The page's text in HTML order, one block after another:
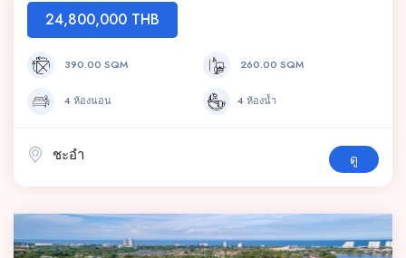
24,800,000 THB
390.00 SQM 260.00 SQM
4 ห้องนอน 4 ห้องน้ำ
ชะอำ ดู